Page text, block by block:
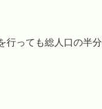
行っても総人口の半分